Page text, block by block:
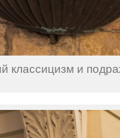
классицизм и